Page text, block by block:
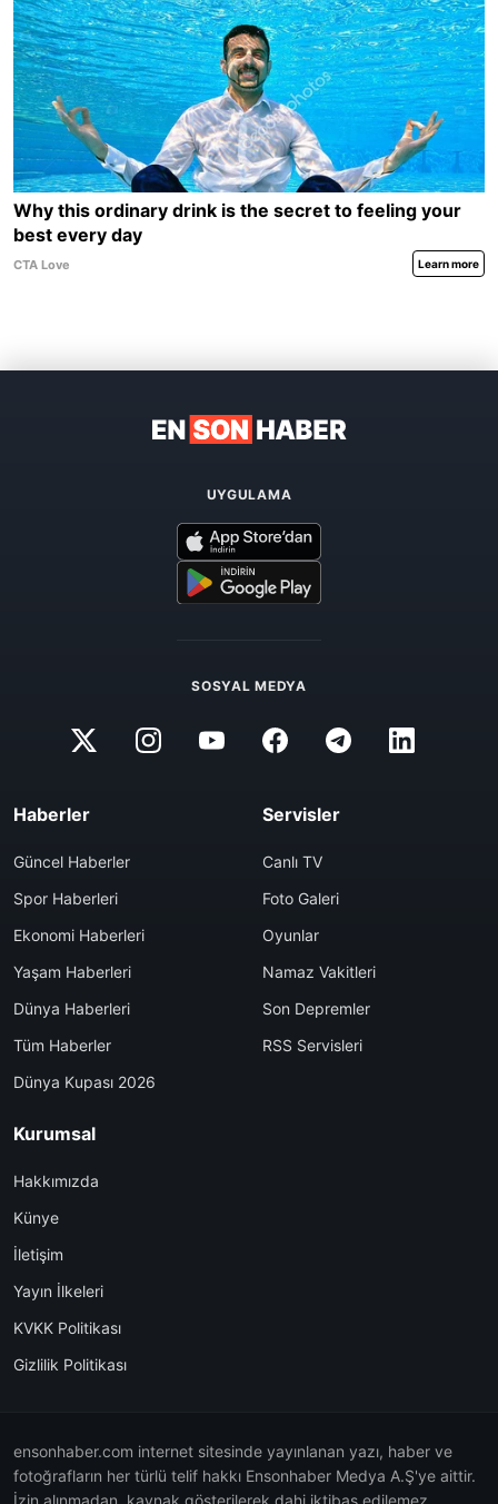
UYGULAMA
SOSYAL MEDYA
Haberler
Güncel Haberler
Spor Haberleri
Ekonomi Haberleri
Yaşam Haberleri
Dünya Haberleri
Tüm Haberler
Dünya Kupası 2026
Servisler
Canlı TV
Foto Galeri
Oyunlar
Namaz Vakitleri
Son Depremler
RSS Servisleri
Kurumsal
Hakkımızda
Künye
İletişim
Yayın İlkeleri
KVKK Politikası
Gizlilik Politikası
ensonhaber.com internet sitesinde yayınlanan yazı, haber ve
fotoğrafların her türlü telif hakkı Ensonhaber Medya A.Ş'ye aittir.
İzin alınmadan, kaynak gösterilerek dahi iktibas edilemez.